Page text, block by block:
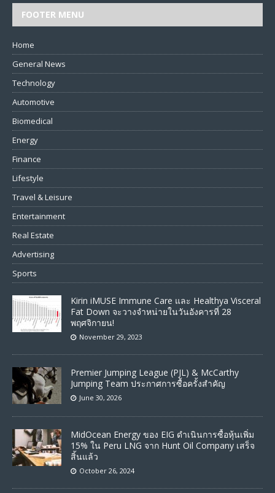
FOOTER MENU
Home
General News
Technology
Automotive
Biomedical
Energy
Finance
Lifestyle
Travel & Leisure
Entertainment
Real Estate
Advertising
Sports
Kirin iMUSE Immune Care และ Healthya Visceral
Fat Down จะวางจำหน่ายในวันอังคารที่ 28
พฤศจิกายน!
November 29, 2023
Premier Jumping League (PJL) & McCarthy
Jumping Team ประกาศการซื้อครั้งสำคัญ
June 30, 2026
MidOcean Energy ของ EIG ดำเนินการซื้อหุ้นเพิ่ม
15% ใน Peru LNG จาก Hunt Oil Company เสร็จ
สิ้นแล้ว
October 26, 2024